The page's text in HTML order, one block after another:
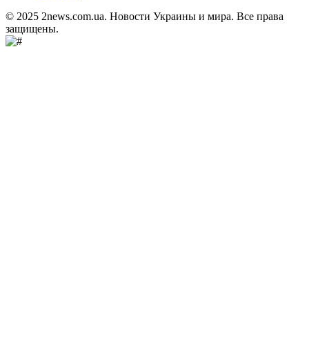
© 2025 2news.com.ua. Новости Украины и мира. Все права
защищены.